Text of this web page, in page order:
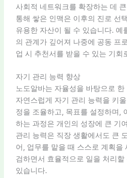
사회적 네트워크를 확장하는 데
통해 쌓은 인맥은 이후의 진로 선
유용한 자산이 될 수 있습니다. 예
의 관계가 깊어져 나중에 공동 프
업 시 추천서를 받을 수 있는 기회
자기 관리 능력 향상
노도알바는 자율성을 바탕으로
자연스럽게 자기 관리 능력을 키
정을 조율하고, 목표를 설정하며,
하는 과정은 개인의 성장에 큰 기
관리 능력은 직장 생활에서도 큰
어, 업무를 맡을 때 스스로 계획을
검하면서 효율적으로 일을 처리
있습니다.